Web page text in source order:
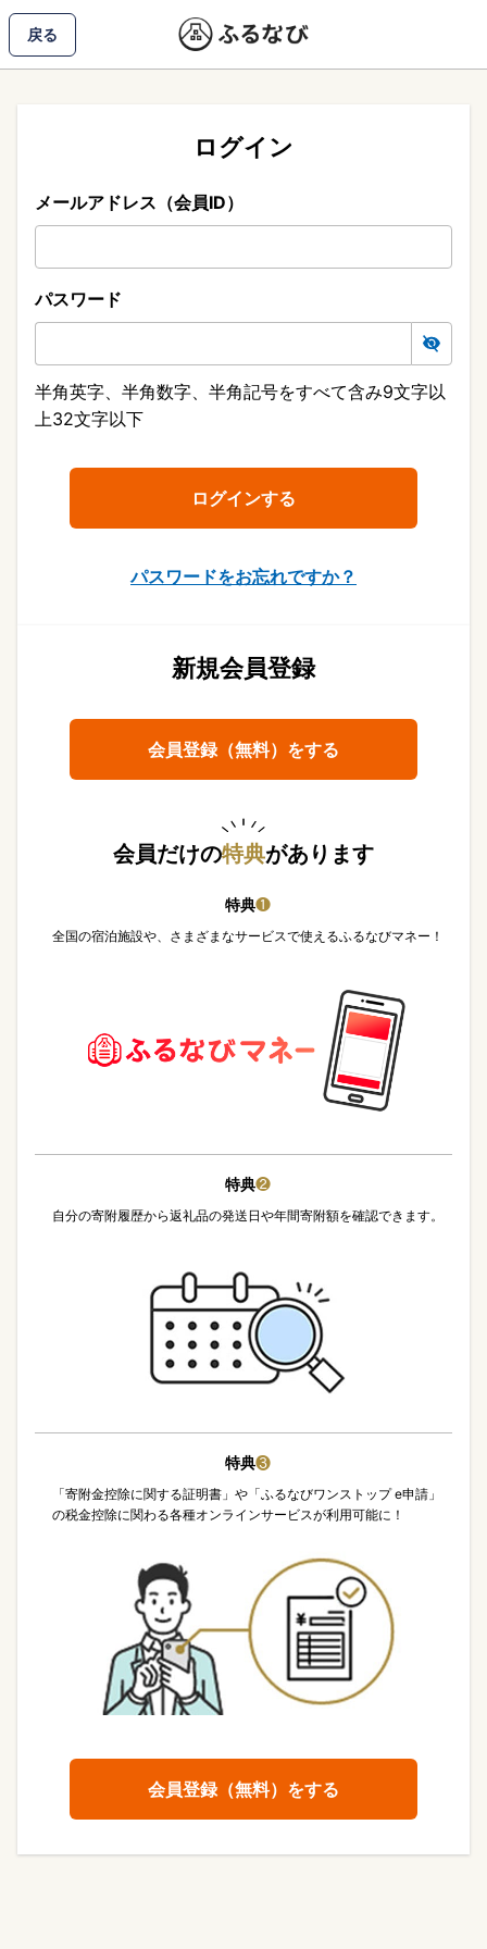
戻る
ログイン
メールアドレス（会員ID）
パスワード
半角英字、半角数字、半角記号をすべて含み9文字以
上32文字以下
パスワードをお忘れですか？
新規会員登録
会員登録（無料）をする
会員だけの特典があります
特典❶
全国の宿泊施設や、さまざまなサービスで使えるふるなびマネー！
特典❷
自分の寄附履歴から返礼品の発送日や年間寄附額を確認できます。
特典❸
「寄附金控除に関する証明書」や「ふるなびワンストップ e申請」
の税金控除に関わる各種オンラインサービスが利用可能に！
会員登録（無料）をする